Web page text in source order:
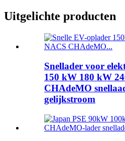
Uitgelichte producten
Snellader voor
150 kW 180 kW
CHAdeMO
gelijkstroom